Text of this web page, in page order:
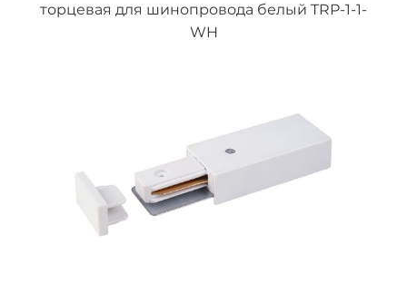
торцевая для шинопровода белый TRP-1-1-
WH